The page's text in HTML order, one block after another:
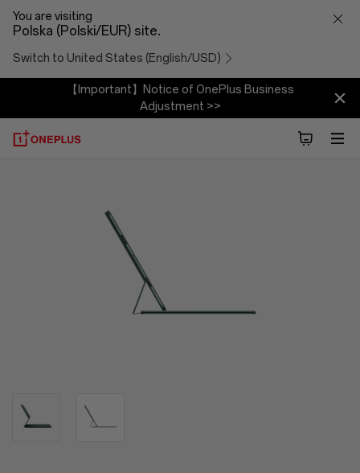
OnePlus
Folio
Case
You are visiting
Polska (Polski/EUR) site.
Switch to United States (English/USD)
【Important】Notice of OnePlus Business
Adjustment >>